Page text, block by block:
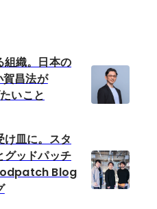
組織。日本の
賀昌法が
いこと
け皿に。スタ
グッドパッチ
Blog